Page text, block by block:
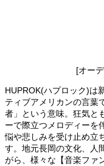
[オー
HUPROK(ハプロック)は
ティブアメリカンの言葉
者」という意味。狂気と
ーで際立つメロディーを
悩や悲しみを受け止め立
す。地元長岡の文化、人
がら、様々な【音楽ファ